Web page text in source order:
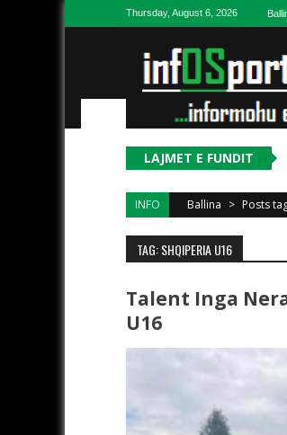
Skip to contentThursday, August 6, 2026
LAJMET E FUNDIT
INFO Ballina > Posts
TAG: SHQIPERIA U16
Talent Inga
U16